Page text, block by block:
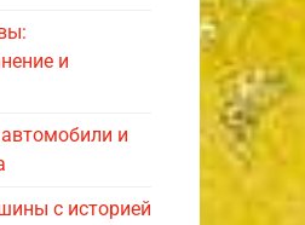
и
автомобили и
с историей